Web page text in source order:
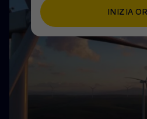
Net Zero
Modello satellitare
Innovazione
Collaborazioni per
Attività nel mondo
Mobilità INIZIA